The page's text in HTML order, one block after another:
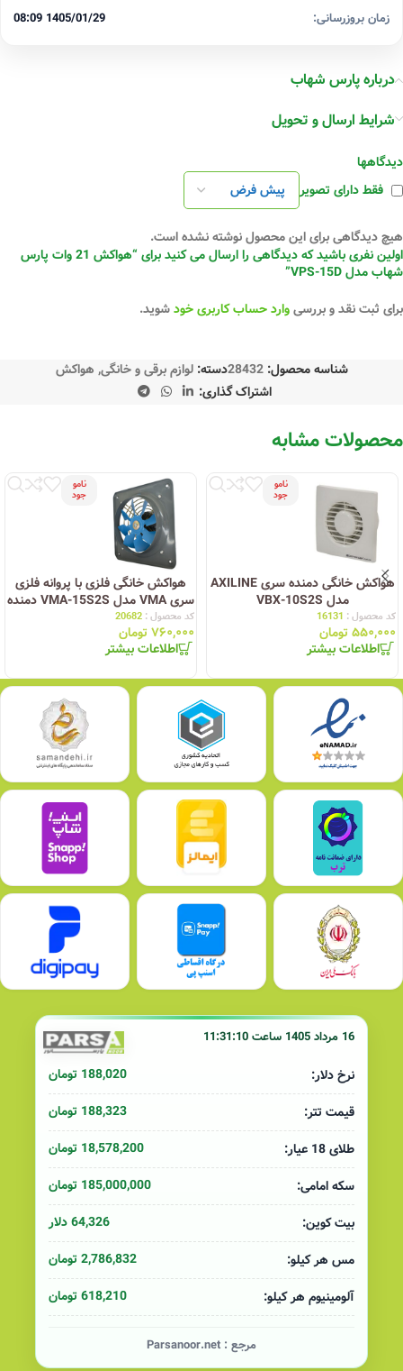
زمان بروزرسانی:
1405/01/29 08:09
درباره پارس شهاب
شرایط ارسال و تحویل
دیدگاهها
فقط دارای تصویر
هیچ دیدگاهی برای این محصول نوشته نشده است.
اولین نفری باشید که دیدگاهی را ارسال می کنید برای “هواکش 21 وات پارس
شهاب مدل VPS-15D”
برای ثبت نقد و بررسیوارد حساب کاربری خودشوید.
شناسه محصول:28432دسته: لوازم برقی و خانگی, هواکش
اشتراک گذاری:
محصولات مشابه
نامو
جود
هواکش خانگی دمنده سری AXILINE
مدل VBX-10S2S
کد محصول : 16131
۵۵۰,۰۰۰تومان
اطلاعات بیشتر
نامو
جود
هواکش خانگی فلزی با پروانه فلزی
سری VMA مدل VMA-15S2S دمنده
کد محصول : 20682
۷۶۰,۰۰۰تومان
اطلاعات بیشتر
16 مرداد 1405 ساعت 11:31:10
نرخ دلار:
188,020 تومان
قیمت تتر:
188,323 تومان
طلای 18 عیار:
18,578,200 تومان
سکه امامی:
185,000,000 تومان
بیت کوین:
64,326 دلار
مس هر کیلو:
2,786,832 تومان
آلومینیوم هر کیلو:
618,210 تومان
مرجع : Parsanoor.net